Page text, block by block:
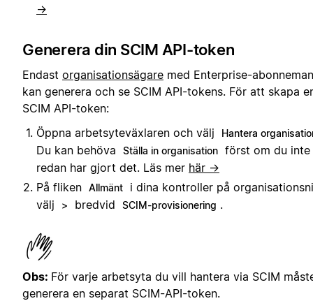
→
Generera din SCIM API-token
Endast organisationsägare med Enterprise-
kan generera och se SCIM API-tokens. För att skapa
SCIM API-token:
Öppna arbetsyteväxlaren och välj
Hantera
Du kan behöva Ställa in organisation först om du inte
redan har gjort det. Läs mer här →
På fliken Allmänt
i dina kontroller på
välj
> bredvid SCIM-provisionering .
Obs: För varje arbetsyta du vill hantera via SCIM
generera en separat SCIM-API-token.